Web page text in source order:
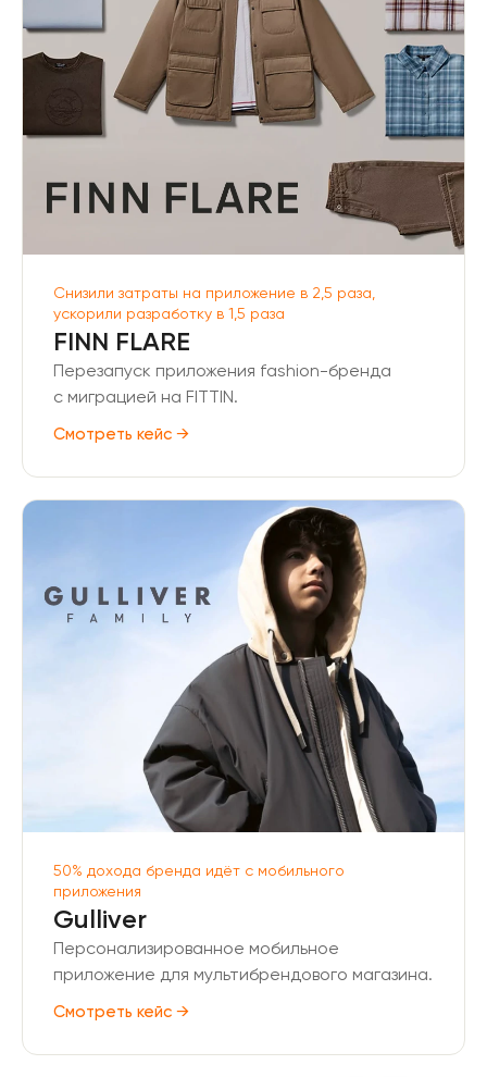
Снизили затраты на приложение в 2,5 раза,
ускорили разработку в 1,5 раза
FINN FLARE
Перезапуск приложения fashion-бренда
с миграцией на FITTIN.
Смотреть кейс →
50% дохода бренда идёт с мобильного
приложения
Gulliver
Персонализированное мобильное
приложение для мультибрендового магазина.
Смотреть кейс →